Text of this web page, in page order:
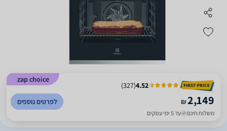
zap choice
4.52
(
327
)
₪2,149
משלוח חינם עד 5 ימי עסקים
לפרטים נוספים